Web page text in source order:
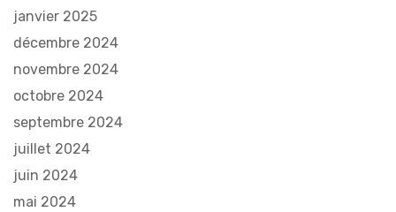
janvier 2025
décembre 2024
novembre 2024
octobre 2024
septembre 2024
juillet 2024
juin 2024
mai 2024